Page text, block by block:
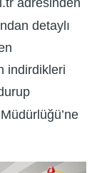
adresinden
detaylı
indirdikleri